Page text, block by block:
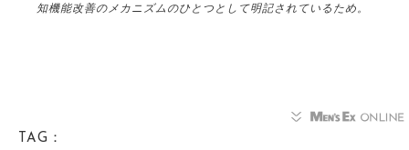
知機能改善のメカニズムのひとつとして明記されているため。
TAG：